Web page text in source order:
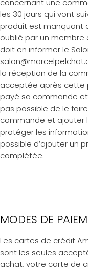
concernant une
les 30 jours qui vont
produit est manquant
oublié par un membre
doit en informer le
la réception de la
acceptée après cette
payé sa commande
pas possible de le
commande et ajouter
protéger les
possible d’ajouter un
complétée.
MODES DE
Les cartes de crédit
sont les seules
achat, votre carte de